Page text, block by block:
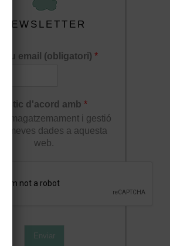
NEWSLETTER
teu email (obligatori) *
Estic d'acord amb *
l'enmagatzemament i gestió
meves dades a aquesta
web.
Enviar